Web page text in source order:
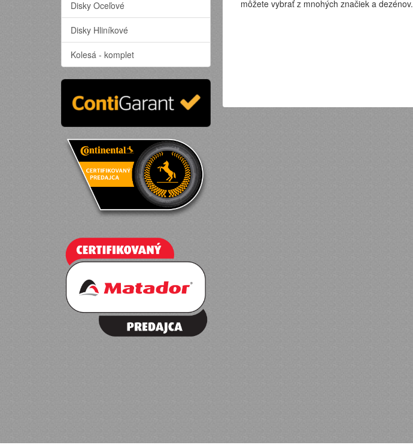
môžete vybrať z mnohých značiek a dezénov.
Disky Oceľové
Disky Hliníkové
Kolesá - komplet